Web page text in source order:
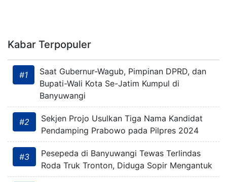
Kabar Terpopuler
#1
Saat Gubernur-Wagub, Pimpinan DPRD, dan
Bupati-Wali Kota Se-Jatim Kumpul di
Banyuwangi
#2
Sekjen Projo Usulkan Tiga Nama Kandidat
Pendamping Prabowo pada Pilpres 2024
#3
Pesepeda di Banyuwangi Tewas Terlindas
Roda Truk Tronton, Diduga Sopir Mengantuk